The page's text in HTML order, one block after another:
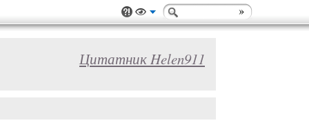
Цитатник Helen911